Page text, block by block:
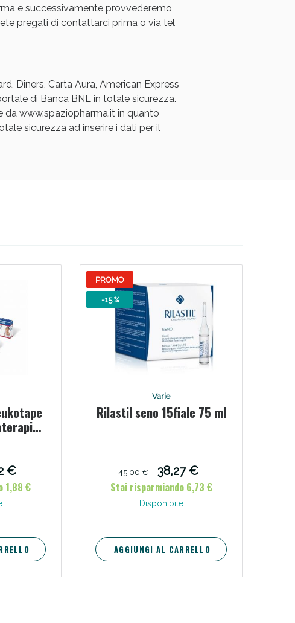
e successivamente provvederemo
pregati di contattarci prima o via tel
Diners, Carta Aura, American Express
di Banca BNL in totale sicurezza.
da www.spaziopharma.it in quanto
sicurezza ad inserire i dati per il
€
1,88 €
PROMO
-15 %
Varie
Rilastil seno 15fiale 75 ml
45,00 €
38,27 €
Stai risparmiando 6,73 €
Disponibile
AGGIUNGI AL CARRELLO